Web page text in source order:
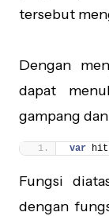
tersebut
Dengan
dapat
gampang
var
Fungsi
dengan